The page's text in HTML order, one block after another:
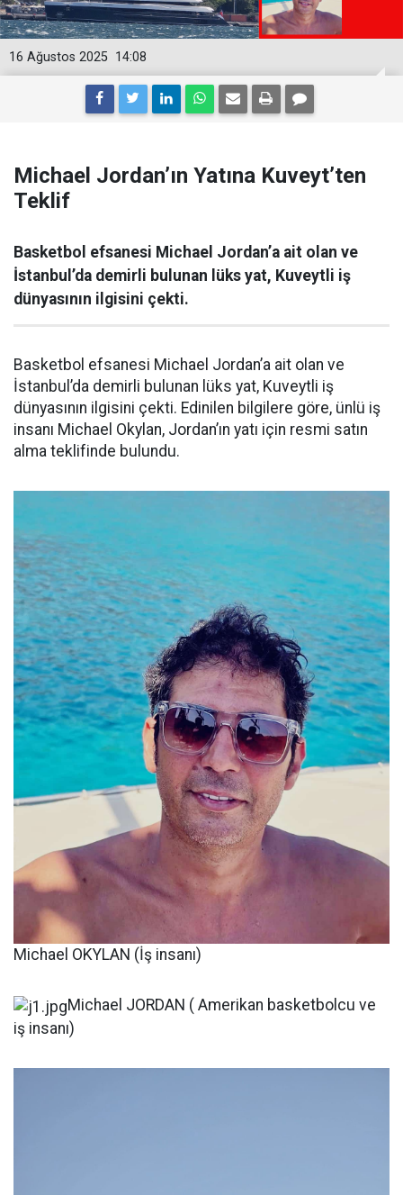
14:08
16 Ağustos 2025
Michael Jordan’ın Yatına Kuveyt’ten
Teklif
Basketbol efsanesi Michael Jordan’a ait olan ve
İstanbul’da demirli bulunan lüks yat, Kuveytli iş
dünyasının ilgisini çekti.
Basketbol efsanesi Michael Jordan’a ait olan ve
İstanbul’da demirli bulunan lüks yat, Kuveytli iş
dünyasının ilgisini çekti. Edinilen bilgilere göre, ünlü iş
insanı Michael Okylan, Jordan’ın yatı için resmi satın
alma teklifinde bulundu.
Michael OKYLAN (İş insanı)
Michael JORDAN ( Amerikan basketbolcu ve
iş insanı)